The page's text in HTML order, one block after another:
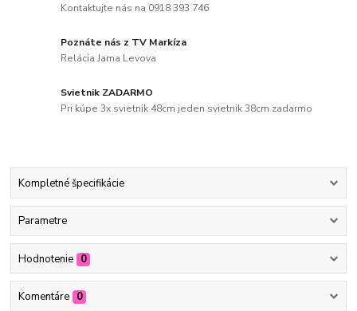
Kontaktujte nás na 0918 393 746
Poznáte nás z TV Markíza
Relácia Jama Levova
Svietnik ZADARMO
Pri kúpe 3x svietnik 48cm jeden svietnik 38cm zadarmo
Kompletné špecifikácie
Parametre
Hodnotenie 0
Komentáre 0